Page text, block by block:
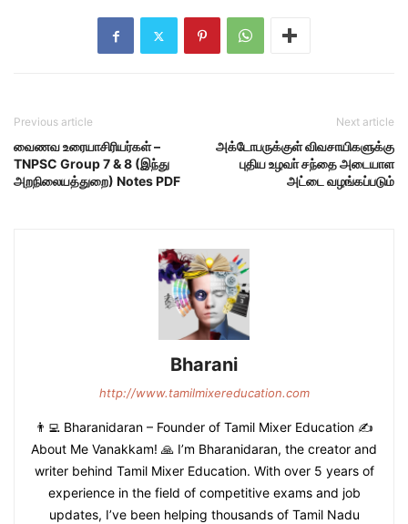
Previous article
வைணவ உரையாசிரியர்கள் –
TNPSC Group 7 & 8 (இந்து
அறநிலையத்துறை) Notes PDF
Next article
அக்டோபருக்குள் விவசாயிகளுக்கு
புதிய உழவா் சந்தை அடையாள
அட்டை வழங்கப்படும்
Bharani
http://www.tamilmixereducation.com
👨‍💻 Bharanidaran – Founder of Tamil Mixer Education ✍️
About Me Vanakkam! 🙏 I’m Bharanidaran, the creator and
writer behind Tamil Mixer Education. With over 5 years of
experience in the field of competitive exams and job
updates, I’ve been helping thousands of Tamil Nadu